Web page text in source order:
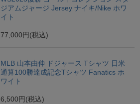
ジアムジャージ Jersey ナイキ/Nike ホワ
イト
77,000円 (税込)
MLB 山本由伸 ドジャース Tシャツ 日米
通算100勝達成記念Tシャツ Fanatics ホ
ワイト
6,500円 (税込)